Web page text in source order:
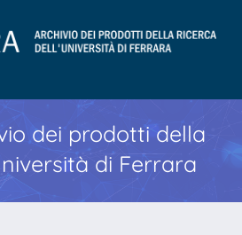
dei prodotti della
di Ferrara